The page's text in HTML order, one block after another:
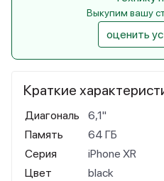
Краткие
Диагональ
6,1"
Память
64 ГБ
Серия
iPhone XR
Цвет
black
Выкупим вашу
оценить